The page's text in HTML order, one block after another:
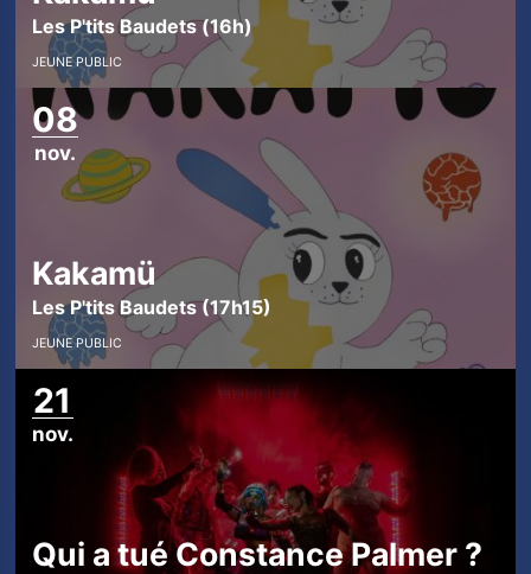
Les P'tits Baudets (16h)
JEUNE PUBLIC
08
nov.
Kakamü
Les P'tits Baudets (17h15)
JEUNE PUBLIC
21
nov.
Qui a tué Constance Palmer ?